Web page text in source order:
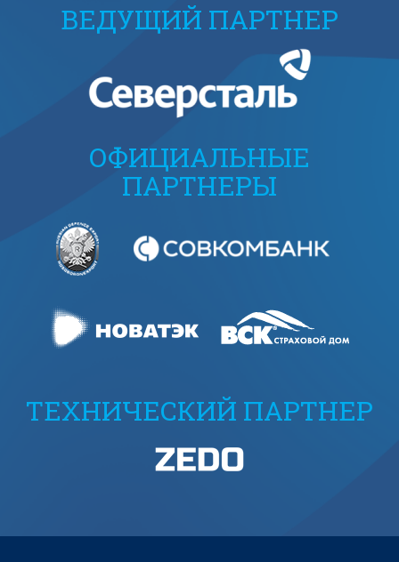
ВЕДУЩИЙ ПАРТНЕР
ОФИЦИАЛЬНЫЕ
ПАРТНЕРЫ
ТЕХНИЧЕСКИЙ ПАРТНЕР